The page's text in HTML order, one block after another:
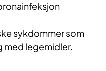
sykdommer som
med legemidler.